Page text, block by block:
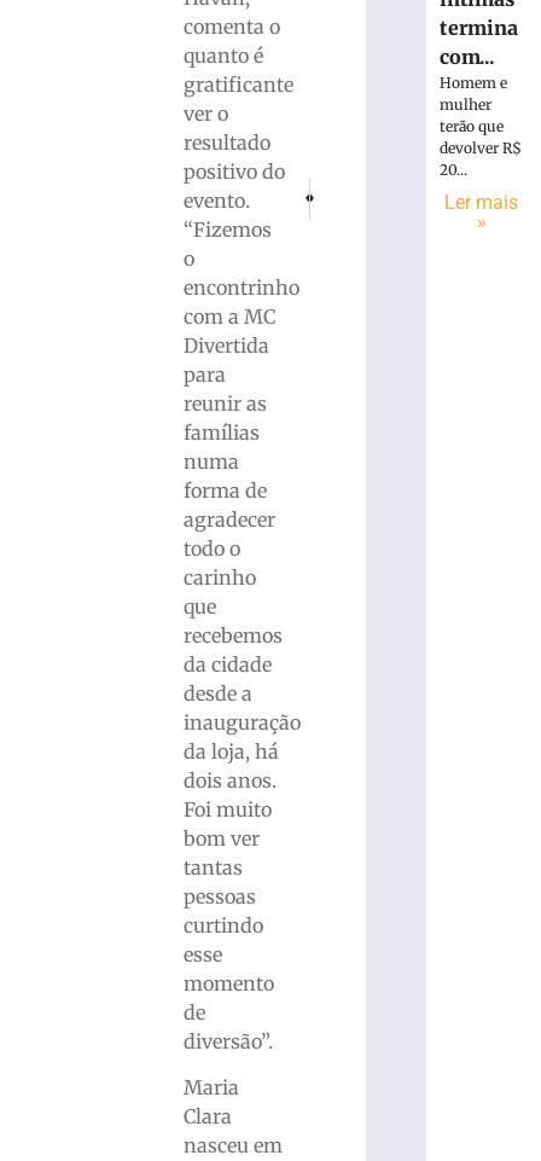
comenta o
quanto é
gratificante
ver o
resultado
positivo do
evento.
“Fizemos
o
encontrinho
com a MC
Divertida
para
reunir as
famílias
numa
forma de
agradecer
todo o
carinho
que
recebemos
da cidade
desde a
inauguração
da loja, há
dois anos.
Foi muito
bom ver
tantas
pessoas
curtindo
esse
momento
de
diversão”.
Maria
Clara
nasceu em
Criança brinca dentro de
Estudantes da rede estadual de SC
termina
com...
Homem e
mulher
terão que
devolver R$
20...
Ler mais
»